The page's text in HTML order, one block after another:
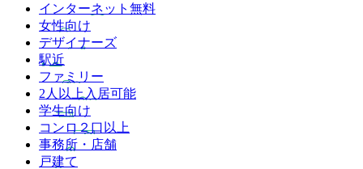
インターネット無料
女性向け
デザイナーズ
駅近
ファミリー
2人以上入居可能
学生向け
コンロ２口以上
事務所・店舗
戸建て